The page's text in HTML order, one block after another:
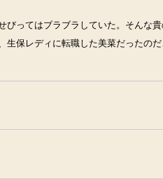
びってはブラブラしていた。そんな
生保レディに転職した美菜だったの